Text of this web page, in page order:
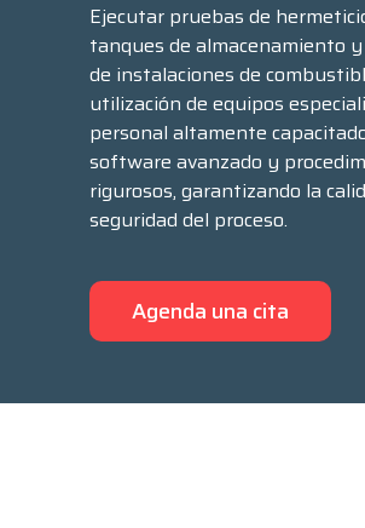
Ejecutar pruebas de
tanques de almacenamiento
de instalaciones de
utilización de equipos
personal altamente
software avanzado y
rigurosos, garantizando la
seguridad del proceso.
Agenda una cita